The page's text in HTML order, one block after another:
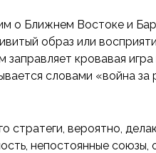
о Ближнем Востоке и
образ или
кровавая игра
словами «война за
стратеги, вероятно,
непостоянные союзы,